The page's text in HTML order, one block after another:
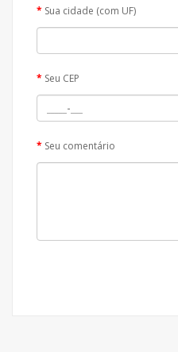
Sua cidade (com UF)
Seu CEP
Seu comentário